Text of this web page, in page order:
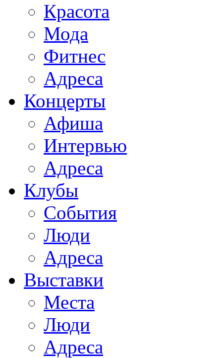
Красота
Мода
Фитнес
Адреса
Концерты
Афиша
Интервью
Адреса
Клубы
События
Люди
Адреса
Выставки
Места
Люди
Адреса